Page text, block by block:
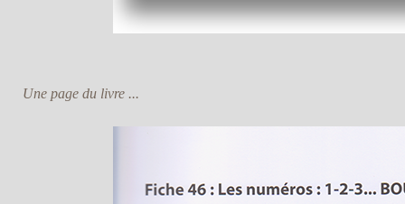
Une page du livre ...